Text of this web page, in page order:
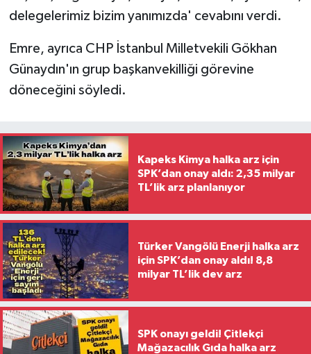
delegelerimiz bizim yanımızda' cevabını verdi.
Emre, ayrıca CHP İstanbul Milletvekili Gökhan
Günaydın'ın grup başkanvekilliği görevine
döneceğini söyledi.
Kapeks Kimya halka arz için
SPK’dan onay aldı: 2,35 milyar
TL’lik arz planlanıyor
Türker Vangölü Enerji halka arz
için SPK’dan onay aldı! 8,8
milyar TL’lik dev arz
SPK onayı geldi! Çitlekçi
Mağazacılık Gıda halka arz